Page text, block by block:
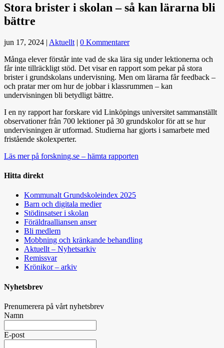
Stora brister i skolan – så kan lärarna bli
bättre
jun 17, 2024 | Aktuellt | 0 Kommentarer
Många elever förstår inte vad de ska lära sig under lektionerna och
får inte tillräckligt stöd. Det visar en rapport som pekar på stora
brister i grundskolans undervisning. Men om lärarna får feedback –
och pratar mer om hur de jobbar i klassrummen – kan
undervisningen bli betydligt bättre.
I en ny rapport har forskare vid Linköpings universitet sammanställt
observationer från 700 lektioner på 30 grundskolor för att se hur
undervisningen är utformad. Studierna har gjorts i samarbete med
fristående skolexperter.
Läs mer på forskning.se – hämta rapporten
Hitta direkt
Kommunalt Grundskoleindex 2025
Barn och digitala medier
Stödinsatser i skolan
Föräldraalliansen anser
Bli medlem
Mobbning och kränkande behandling
Aktuellt – Nyhetsarkiv
Remissvar
Krönikor – arkiv
Nyhetsbrev
Prenumerera på vårt nyhetsbrev
Namn
E-post